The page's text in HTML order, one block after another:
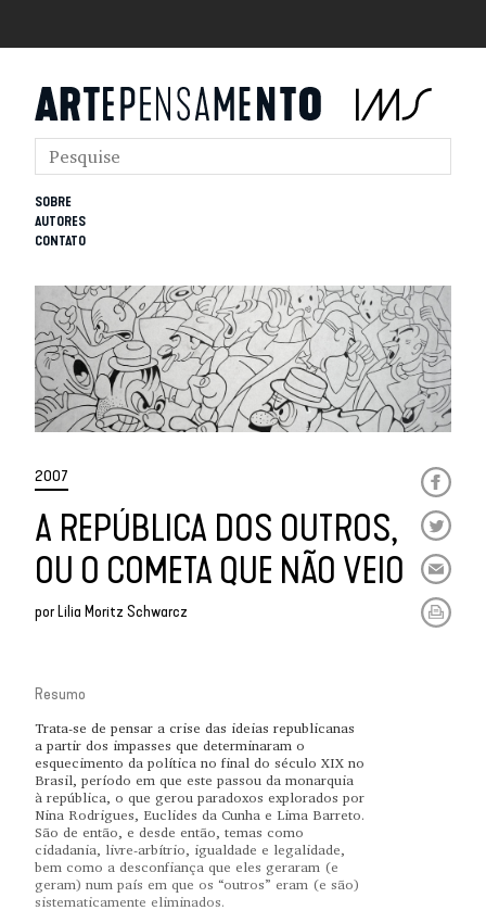
SOBRE
AUTORES
CONTATO
2007
A REPÚBLICA DOS OUTROS,
OU O COMETA QUE NÃO VEIO
porLilia Moritz Schwarcz
Resumo
Trata-se de pensar a crise das ideias republicanas
a partir dos impasses que determinaram o
esquecimento da política no final do século XIX no
Brasil, período em que este passou da monarquia
à república, o que gerou paradoxos explorados por
Nina Rodrigues, Euclides da Cunha e Lima Barreto.
São de então, e desde então, temas como
cidadania, livre-arbítrio, igualdade e legalidade,
bem como a desconfiança que eles geraram (e
geram) num país em que os “outros” eram (e são)
sistematicamente eliminados.